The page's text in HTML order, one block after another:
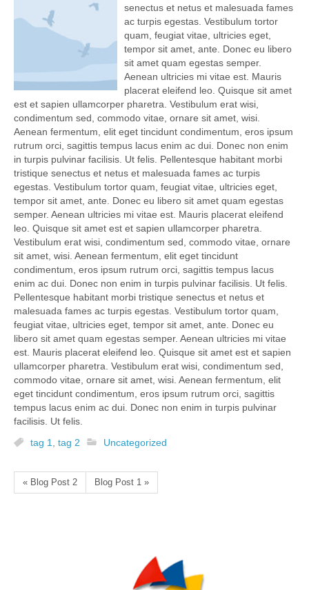
senectus et netus et malesuada fames
ac turpis egestas. Vestibulum tortor
quam, feugiat vitae, ultricies eget,
tempor sit amet, ante. Donec eu libero
sit amet quam egestas semper.
Aenean ultricies mi vitae est. Mauris
placerat eleifend leo. Quisque sit amet
est et sapien ullamcorper pharetra. Vestibulum erat wisi,
condimentum sed, commodo vitae, ornare sit amet, wisi.
Aenean fermentum, elit eget tincidunt condimentum, eros ipsum
rutrum orci, sagittis tempus lacus enim ac dui. Donec non enim
in turpis pulvinar facilisis. Ut felis. Pellentesque habitant morbi
tristique senectus et netus et malesuada fames ac turpis
egestas. Vestibulum tortor quam, feugiat vitae, ultricies eget,
tempor sit amet, ante. Donec eu libero sit amet quam egestas
semper. Aenean ultricies mi vitae est. Mauris placerat eleifend
leo. Quisque sit amet est et sapien ullamcorper pharetra.
Vestibulum erat wisi, condimentum sed, commodo vitae, ornare
sit amet, wisi. Aenean fermentum, elit eget tincidunt
condimentum, eros ipsum rutrum orci, sagittis tempus lacus
enim ac dui. Donec non enim in turpis pulvinar facilisis. Ut felis.
Pellentesque habitant morbi tristique senectus et netus et
malesuada fames ac turpis egestas. Vestibulum tortor quam,
feugiat vitae, ultricies eget, tempor sit amet, ante. Donec eu
libero sit amet quam egestas semper. Aenean ultricies mi vitae
est. Mauris placerat eleifend leo. Quisque sit amet est et sapien
ullamcorper pharetra. Vestibulum erat wisi, condimentum sed,
commodo vitae, ornare sit amet, wisi. Aenean fermentum, elit
eget tincidunt condimentum, eros ipsum rutrum orci, sagittis
tempus lacus enim ac dui. Donec non enim in turpis pulvinar
facilisis. Ut felis.
tag 1
tag 2 Uncategorized
« Blog Post 2 Blog Post 1 »